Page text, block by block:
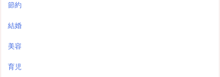
節約
結婚
美容
育児